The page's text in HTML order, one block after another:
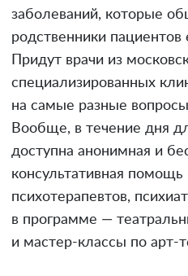
заболеваний, которые
родственники
Придут врачи из
специализированных
на самые разные
Вообще, в течение дня
доступна анонимная и
консультативная помощь
психотерапевтов,
в программе —
и мастер-классы по арт-